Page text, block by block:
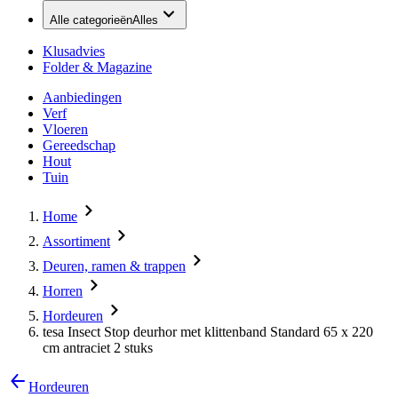
Alle categorieënAlles
Klusadvies
Folder & Magazine
Aanbiedingen
Verf
Vloeren
Gereedschap
Hout
Tuin
Home
Assortiment
Deuren, ramen & trappen
Horren
Hordeuren
tesa Insect Stop deurhor met klittenband Standard 65 x 220
cm antraciet 2 stuks
Hordeuren